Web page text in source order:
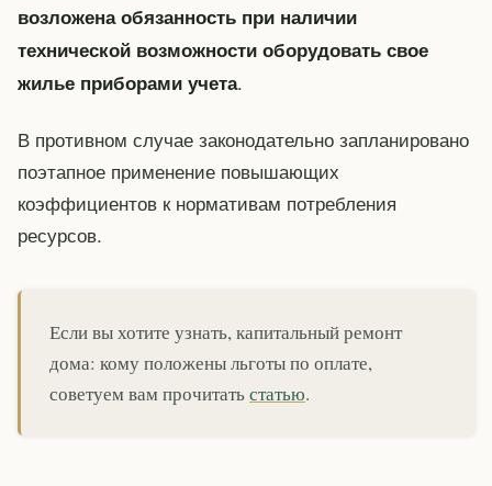
возложена обязанность при наличии
технической возможности оборудовать свое
жилье приборами учета.
В противном случае законодательно запланировано
поэтапное применение повышающих
коэффициентов к нормативам потребления
ресурсов.
Если вы хотите узнать, капитальный ремонт
дома: кому положены льготы по оплате,
советуем вам прочитатьстатью.